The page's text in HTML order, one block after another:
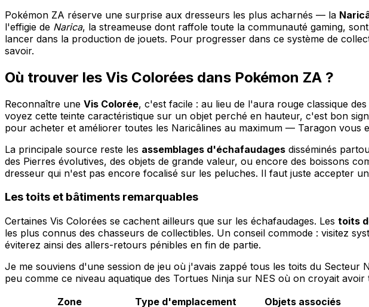
Pokémon ZA réserve une surprise aux dresseurs les plus acharnés — la
l'effigie de Narica, la streameuse dont raffole toute la communauté gaming,
lancer dans la production de jouets. Pour progresser dans ce système de
savoir.
Où trouver les Vis Colorées dans Pokémon ZA ?
Reconnaître une Vis Colorée, c'est facile : au lieu de l'aura rouge classique
voyez cette teinte caractéristique sur un objet perché en hauteur, c'est bon
pour acheter et améliorer toutes les Naricâlines au maximum — Taragon vous
La principale source reste les assemblages d'échafaudages disséminés
des Pierres évolutives, des objets de grande valeur, ou encore des boissons
dresseur qui n'est pas encore focalisé sur les peluches. Il faut juste accepter
Les toits et bâtiments remarquables
Certaines Vis Colorées se cachent ailleurs que sur les échafaudages. Les toits
les plus connus des chasseurs de collectibles. Un conseil commode : visitez
éviterez ainsi des allers-retours pénibles en fin de partie.
Je me souviens d'une session de jeu où j'avais zappé tous les toits du
peu comme ce niveau aquatique des Tortues Ninja sur NES où on croyait
Zone
Type d'emplacement
Objets associés